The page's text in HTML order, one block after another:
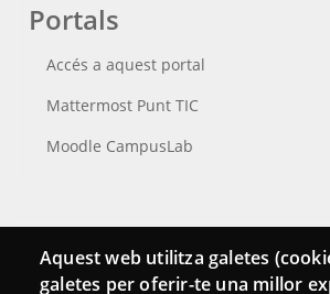
Portals
Accés a aquest portal
Mattermost Punt TIC
Moodle CampusLab
Connecta
Aquest web utilitza galetes
galetes per oferir-te una millor